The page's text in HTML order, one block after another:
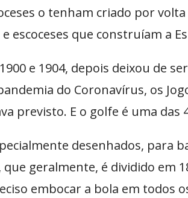
o tenham criado por
escoceses que construíam a
e 1904, depois deixou de
do Coronavírus, os
previsto. E o golfe é uma
desenhados, para
geralmente, é dividido em
embocar a bola em todos